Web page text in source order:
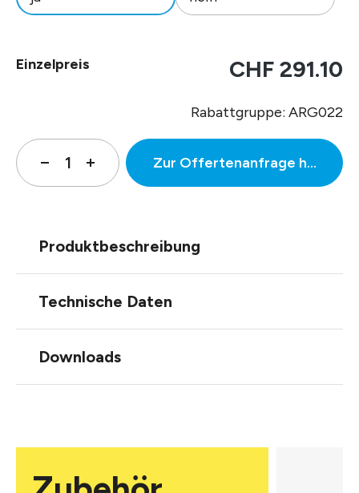
Einzelpreis CHF 291.10
Rabattgruppe: ARG022
Zur Offertenanfrage
Produktbeschreibung
Technische Daten
Downloads